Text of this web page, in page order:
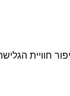
חוויית